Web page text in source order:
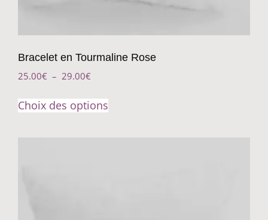
Bracelet en Tourmaline Rose
25.00€ – 29.00€
Choix des options